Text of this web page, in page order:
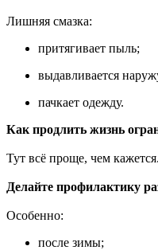
Лишняя смазка:
притягивает пыль;
выдавливается
пачкает одежду.
Как продлить жизнь
Тут всё проще, чем кажется.
Делайте профилактику
Особенно:
после зимы;